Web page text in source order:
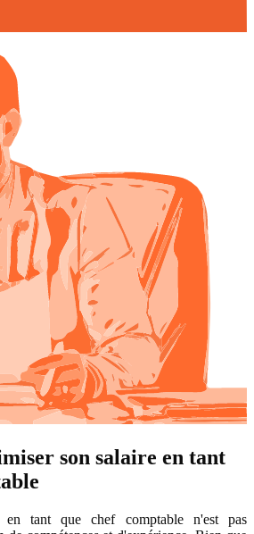
son salaire en tant
en tant que chef comptable n'est pas